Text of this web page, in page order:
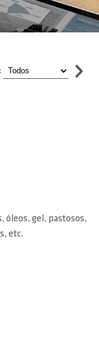
óleos, gel, pastosos,
etc.